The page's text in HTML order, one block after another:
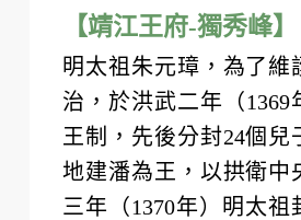
【靖江王府-獨秀峰】
明太祖朱元璋，為了維
治，於洪武二年（1369
王制，先後分封24個兒
地建潘為王，以拱衛中
三年（1370年）明太祖